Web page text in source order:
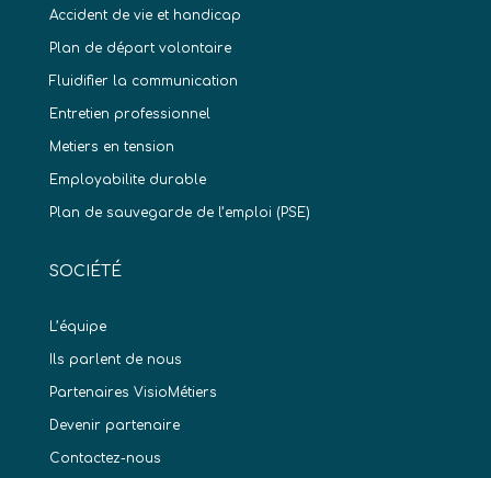
Accident de vie et handicap
Plan de départ volontaire
Fluidifier la communication
Entretien professionnel
Metiers en tension
Employabilite durable
Plan de sauvegarde de l’emploi (PSE)
SOCIÉTÉ
L’équipe
Ils parlent de nous
Partenaires VisioMétiers
Devenir partenaire
Contactez-nous